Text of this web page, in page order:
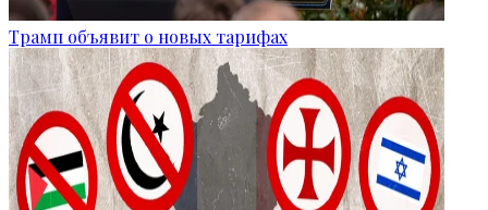
Трамп объявит о новых тарифах